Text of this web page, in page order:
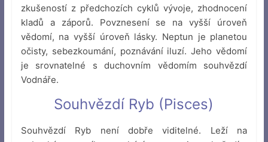
zkušeností z předchozích cyklů vývoje, zhodnocení
kladů a záporů. Povznesení se na vyšší úroveň
vědomí, na vyšší úroveň lásky. Neptun je planetou
očisty, sebezkoumání, poznávání iluzí. Jeho vědomí
je srovnatelné s duchovním vědomím souhvězdí
Vodnáře.
Souhvězdí Ryb (Pisces)
Souhvězdí Ryb není dobře viditelné. Leží na